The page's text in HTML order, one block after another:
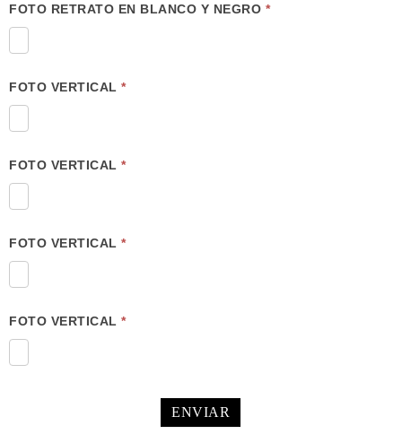
FOTO RETRATO EN BLANCO Y NEGRO *
FOTO VERTICAL *
FOTO VERTICAL *
FOTO VERTICAL *
FOTO VERTICAL *